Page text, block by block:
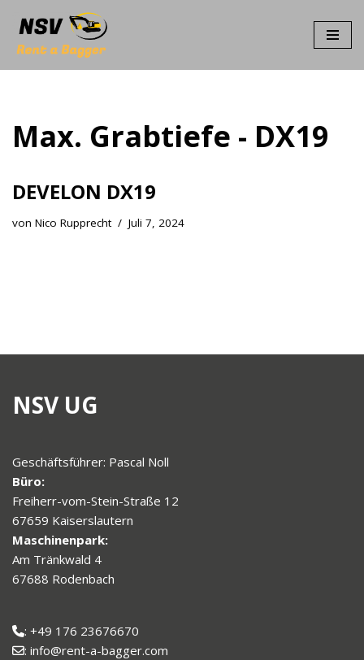
Zum
Max. Grabtiefe - DX19
DEVELON DX19
von Nico Rupprecht Juli 7, 2024
NSV UG
Geschäftsführer: Pascal Noll
Büro:
Freiherr-vom-Stein-Straße 12
67659 Kaiserslautern
Maschinenpark:
Am Tränkwald 4
67688 Rodenbach
: +49 176 23676670
: info@rent-a-bagger.com